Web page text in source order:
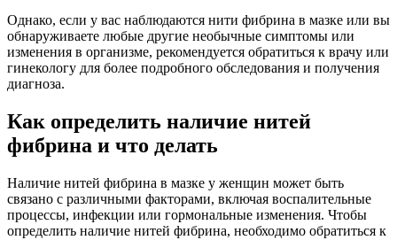
Однако, если у вас наблюдаются нити фибрина в мазке или вы
обнаруживаете любые другие необычные симптомы или
изменения в организме, рекомендуется обратиться к врачу или
гинекологу для более подробного обследования и получения
диагноза.
Как определить наличие нитей
фибрина и что делать
Наличие нитей фибрина в мазке у женщин может быть
связано с различными факторами, включая воспалительные
процессы, инфекции или гормональные изменения. Чтобы
определить наличие нитей фибрина, необходимо обратиться к